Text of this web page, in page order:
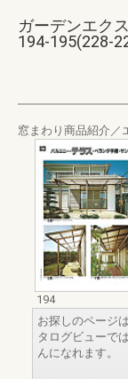
ガーデンエク
194-195(228-
窓まわり商品紹介／
194
お探しのページ
タログビューで
んになれます。